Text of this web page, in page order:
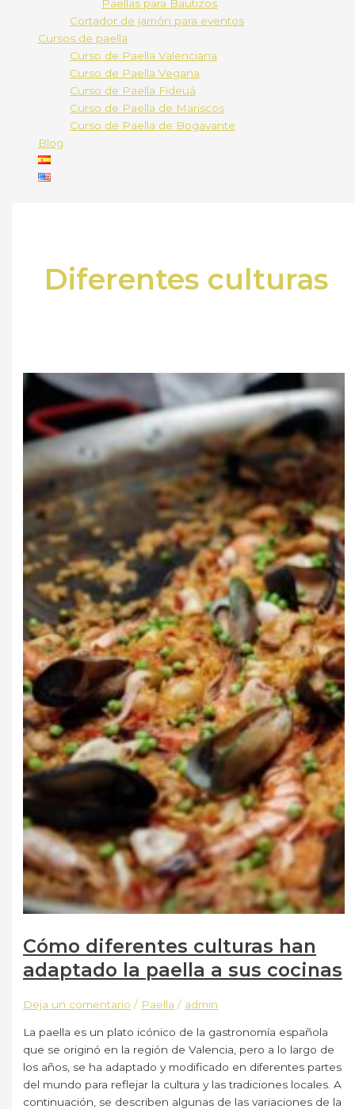
Paellas para Bautizos
Cortador de jamón para eventos
Cursos de paella
Curso de Paella Valenciana
Curso de Paella Vegana
Curso de Paella Fideuá
Curso de Paella de Mariscos
Curso de Paella de Bogavante
Blog
Diferentes culturas
Cómo diferentes culturas han
adaptado la paella a sus cocinas
Deja un comentario / Paella / admin
La paella es un plato icónico de la gastronomía española
que se originó en la región de Valencia, pero a lo largo de
los años, se ha adaptado y modificado en diferentes partes
del mundo para reflejar la cultura y las tradiciones locales. A
continuación, se describen algunas de las variaciones de la